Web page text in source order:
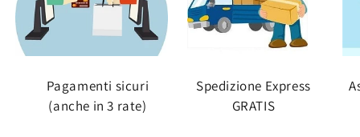
Pagamenti sicuri
(anche in 3 rate)
Spedizione Express
GRATIS